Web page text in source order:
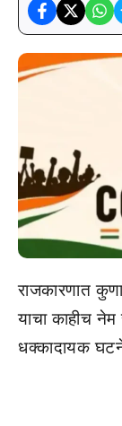
राजकारणात
याचा काहीच नेम
धक्कादायक